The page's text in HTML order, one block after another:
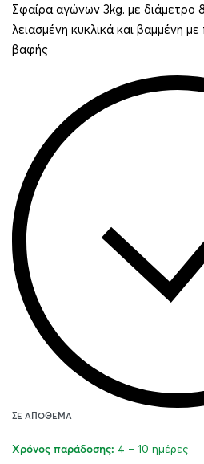
Σφαίρα αγώνων 3kg. με διάμετρο
λειασμένη κυκλικά και βαμμένη
βαφής
ΣΕ ΑΠΌΘΕΜΑ
Χρόνος παράδοσης: 4 – 10 ημέρες